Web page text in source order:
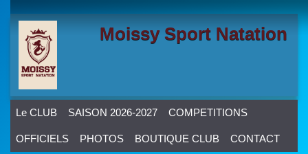
Moissy Sport Natation
Le CLUB SAISON 2026-2027 COMPETITIONS
OFFICIELS PHOTOS BOUTIQUE CLUB CONTACT